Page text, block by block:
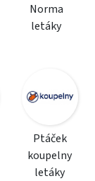
Norma
letáky
Ptáček
koupelny
letáky